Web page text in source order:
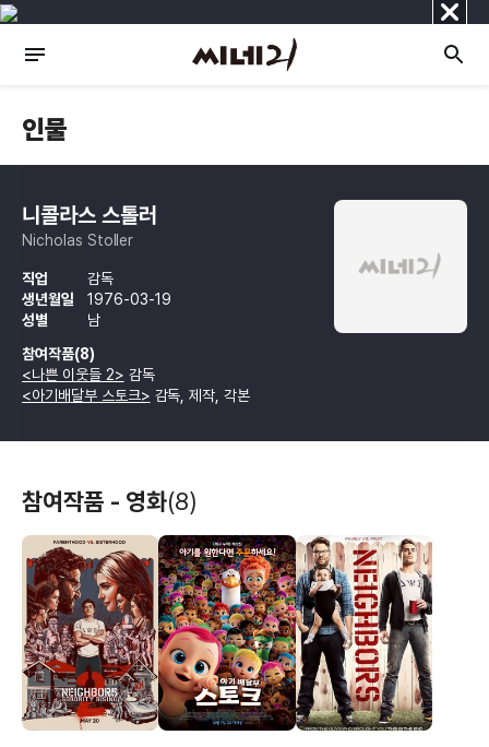
닫
기
인물
니콜라스 스톨러
Nicholas Stoller
직업
감독
생년월일
1976-03-19
성별
남
참여작품(8)
<나쁜 이웃들 2> 감독
<아기배달부 스토크> 감독, 제작, 각본
참여작품 - 영화(8)